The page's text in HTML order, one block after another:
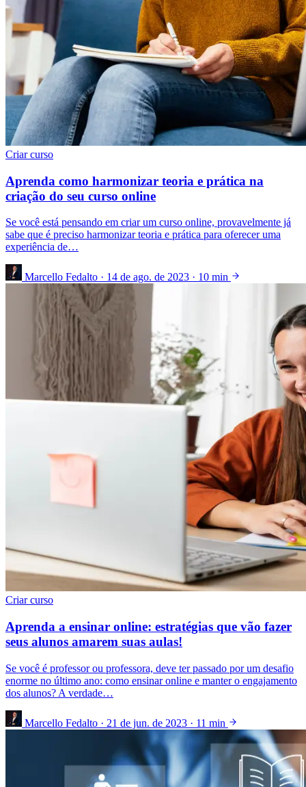
Criar curso
Aprenda como harmonizar teoria e prática na
criação do seu curso online
Se você está pensando em criar um curso online, provavelmente já
sabe que é preciso harmonizar teoria e prática para oferecer uma
experiência de…
Marcello Fedalto · 14 de ago. de 2023 · 10 min
Criar curso
Aprenda a ensinar online: estratégias que vão fazer
seus alunos amarem suas aulas!
Se você é professor ou professora, deve ter passado por um desafio
enorme no último ano: como ensinar online e manter o engajamento
dos alunos? A verdade…
Marcello Fedalto · 21 de jun. de 2023 · 11 min